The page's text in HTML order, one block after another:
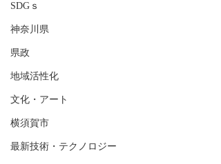
SDGｓ
神奈川県
県政
地域活性化
文化・アート
横須賀市
最新技術・テクノロジー